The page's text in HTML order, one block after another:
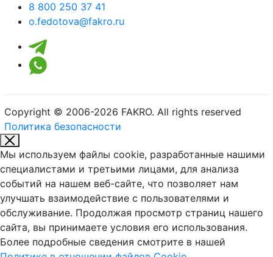
8 800 250 37 41
o.fedotova@fakro.ru
Copyright © 2006-2026 FAKRO. All rights reserved
Политика безопасности
Мы используем файлы cookie, разработанные нашими
специалистами и третьими лицами, для анализа
событий на нашем веб-сайте, что позволяет нам
улучшать взаимодействие с пользователями и
обслуживание. Продолжая просмотр страниц нашего
сайта, вы принимаете условия его использования.
Более подробные сведения смотрите в нашей